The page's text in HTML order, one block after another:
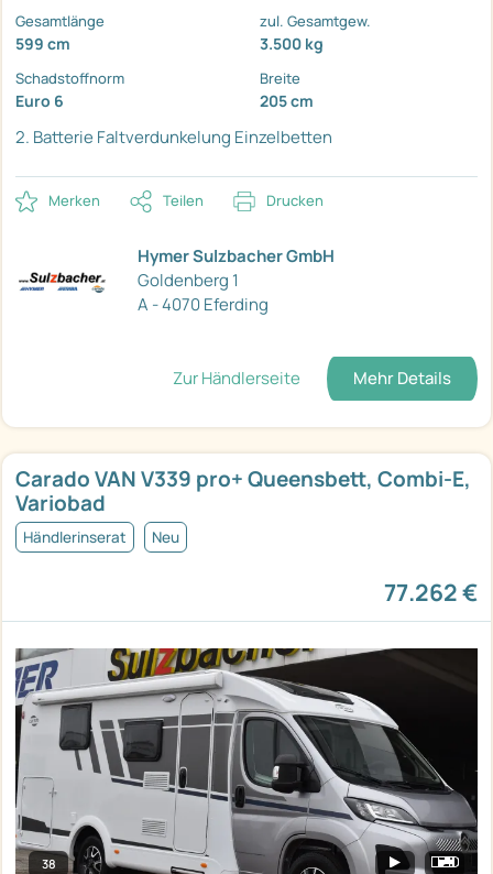
Gesamtlänge
599 cm
zul. Gesamtgew.
3.500 kg
Schadstoffnorm
Euro 6
Breite
205 cm
2. Batterie Faltverdunkelung Einzelbetten
Merken Teilen Drucken
Hymer Sulzbacher GmbH
Goldenberg 1
A - 4070 Eferding
Zur Händlerseite Mehr Details
Carado VAN V339 pro+ Queensbett, Combi-E,
Variobad
Händlerinserat Neu
77.262 €
38